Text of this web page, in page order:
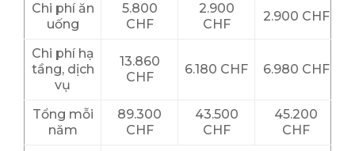
Chi phí ăn
uống
5.800
CHF
2.900
CHF
2.900 CHF
Chi phí hạ
tầng, dịch
vụ
13.860
CHF
6.180 CHF 6.980 CHF
Tổng mỗi
năm
89.300
CHF
43.500
CHF
45.200
CHF